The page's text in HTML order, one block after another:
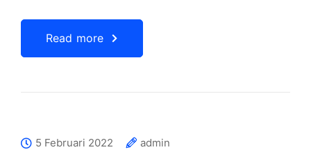
Read more
5 Februari 2022
admin